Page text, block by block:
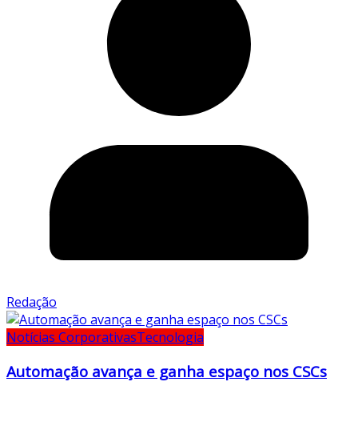
Redação
Notícias CorporativasTecnologia
Automação avança e ganha espaço nos CSCs